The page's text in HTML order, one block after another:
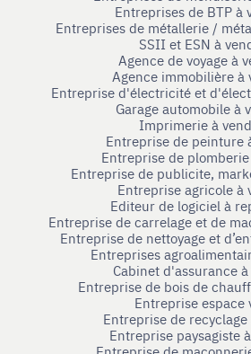
Entreprises de BTP à
Entreprises de métallerie /
SSII et ESN à
Agence de voyage à
Agence immobilière à
Entreprise d'électricité et
Garage automobile à
Imprimerie à
Entreprise de peinture
Entreprise de
Entreprise de publicite,
Entreprise agricole à
Editeur de logiciel à
Entreprise de carrelage et de
Entreprise de nettoyage et
Entreprises
Cabinet d'assurance
Entreprise de bois de
Entreprise espace
Entreprise de
Entreprise paysagiste